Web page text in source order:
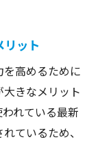
ット
高めるために
きなメリット
れている最新
ているため、